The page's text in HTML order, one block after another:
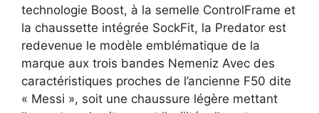
technologie Boost, à la semelle ControlFrame et
la chaussette intégrée SockFit, la Predator est
redevenue le modèle emblématique de la
marque aux trois bandes Nemeniz Avec des
caractéristiques proches de l’ancienne F50 dite
« Messi », soit une chaussure légère mettant